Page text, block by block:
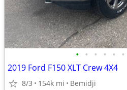
• • • • • •
2019 Ford F150 XLT Crew 4X4
8/3 154k mi Bemidji